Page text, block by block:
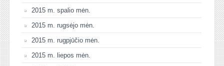
2015 m. spalio mėn.
2015 m. rugsėjo mėn.
2015 m. rugpjūčio mėn.
2015 m. liepos mėn.